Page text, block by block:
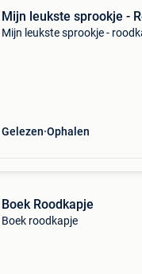
Mijn leukste sprookje -
Mijn leukste sprookje -
Gelezen Ophalen
Boek Roodkapje
Boek roodkapje